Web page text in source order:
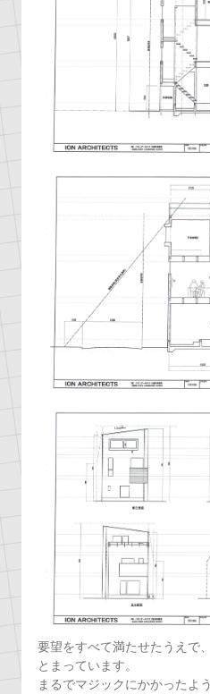
要望をすべて満たせたうえで
とまっています。
まるでマジックにかかったよ